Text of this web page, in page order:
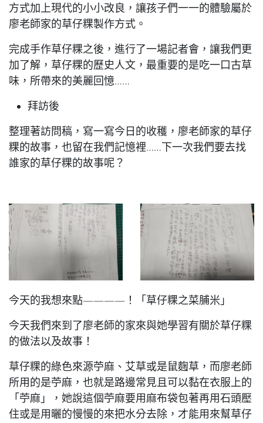
方式加上現代的小小改良，讓孩子們一一的體驗屬於
廖老師家的草仔粿製作方式。
完成手作草仔粿之後，進行了一場記者會，讓我們更
加了解，草仔粿的歷史人文，最重要的是吃一口古草
味，所帶來的美麗回憶……
拜訪後
整理著訪問稿，寫一寫今日的收穫，廖老師家的草仔
粿的故事，也留在我們記憶裡……下一次我們要去找
誰家的草仔粿的故事呢？
今天的我想來點————！「草仔粿之菜脯米」
今天我們來到了廖老師的家來與她學習有關於草仔粿
的做法以及故事！
草仔粿的綠色來源苧麻、艾草或是鼠麴草，而廖老師
所用的是苧麻，也就是路邊常見且可以黏在衣服上的
「苧麻」，她說這個苧麻要用麻布袋包著再用石頭壓
住或是用曬的慢慢的來把水分去除，才能用來幫草仔